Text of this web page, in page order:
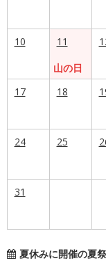
10
11
山の日
17
18
24 25
31
夏休みに開催の夏